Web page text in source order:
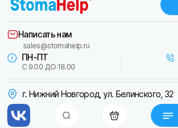
г. Нижний Новгород, ул. Белинского, 32
ПН-ПТ
С 9.00 ДО 18.00
Написать нам
sales@stomahelp.ru